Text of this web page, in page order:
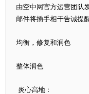
由空中网官方运营团队
邮件将插手相干告诫提醒
均衡，修复和润色
整体润色
炎心高地：